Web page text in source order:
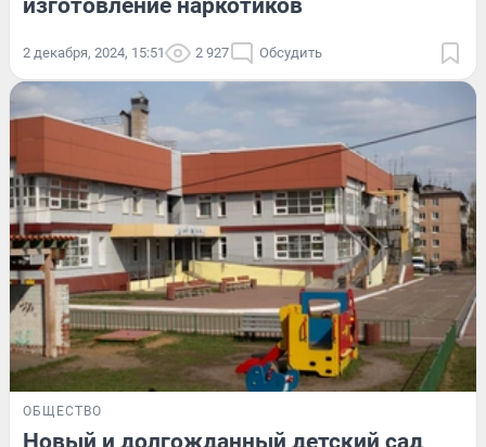
2 декабря, 2024, 15:51 2 927 Обсудить
ОБЩЕСТВО